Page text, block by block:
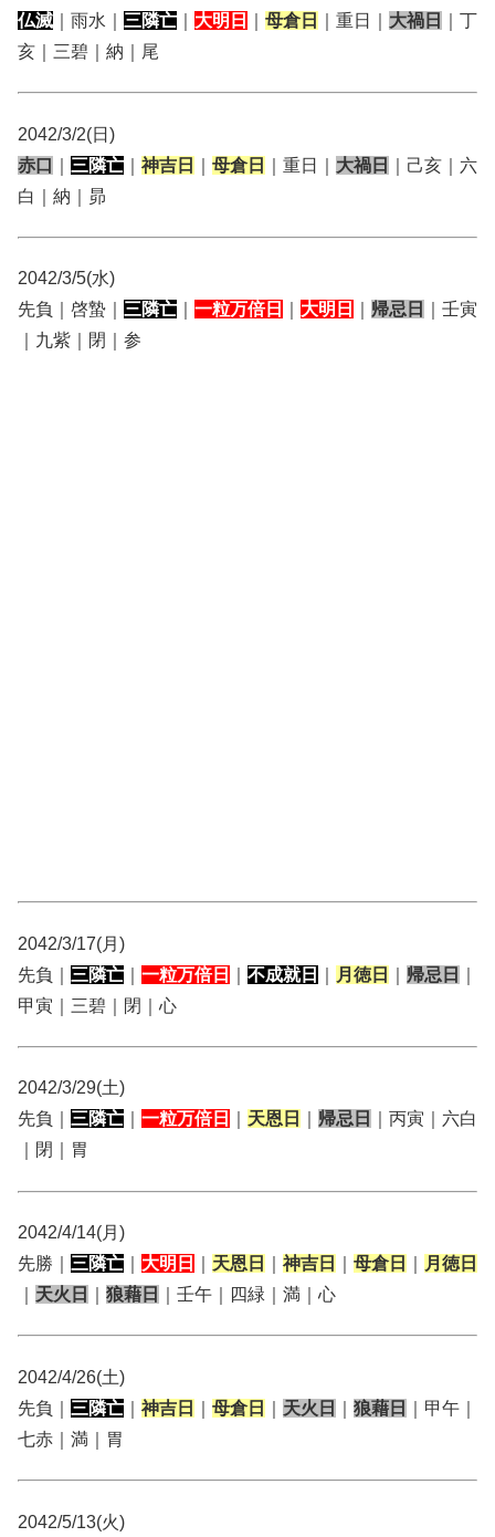
仏滅 ｜雨水｜ 三隣亡 大明日 母倉日 ｜重日｜ 大禍日
｜丁
亥｜三碧｜納｜尾
2042/3/2(日)
赤口
三隣亡 神吉日 母倉日 ｜重日｜ 大禍日
｜己亥｜六
白｜納｜昴
2042/3/5(水)
先負｜啓蟄｜ 三隣亡 一粒万倍日 大明日 帰忌日
｜壬寅
｜九紫｜閉｜参
2042/3/17(月)
先負｜ 三隣亡 一粒万倍日 不成就日 月徳日 帰忌日
甲寅｜三碧｜閉｜心
2042/3/29(土)
先負｜ 三隣亡 一粒万倍日 天恩日 帰忌日
｜丙寅｜六白
｜閉｜胃
2042/4/14(月)
先勝｜ 三隣亡 大明日 天恩日 神吉日 母倉日
月徳日
天火日 狼藉日 ｜壬午｜四緑｜満｜心
2042/4/26(土)
先負｜ 三隣亡 神吉日 母倉日 天火日 狼藉日
｜甲午｜
七赤｜満｜胃
2042/5/13(火)